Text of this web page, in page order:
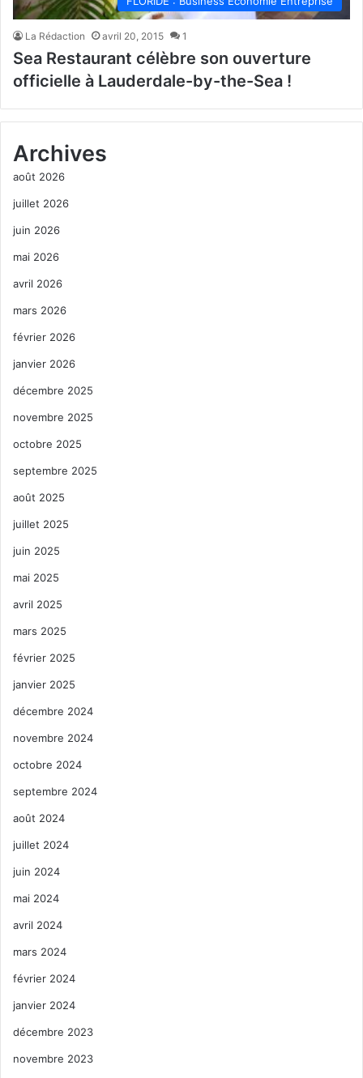
La Rédaction avril 20, 2015 1
Sea Restaurant célèbre son ouverture
officielle à Lauderdale-by-the-Sea !
Archives
août 2026
juillet 2026
juin 2026
mai 2026
avril 2026
mars 2026
février 2026
janvier 2026
décembre 2025
novembre 2025
octobre 2025
septembre 2025
août 2025
juillet 2025
juin 2025
mai 2025
avril 2025
mars 2025
février 2025
janvier 2025
décembre 2024
novembre 2024
octobre 2024
septembre 2024
août 2024
juillet 2024
juin 2024
mai 2024
avril 2024
mars 2024
février 2024
janvier 2024
décembre 2023
novembre 2023